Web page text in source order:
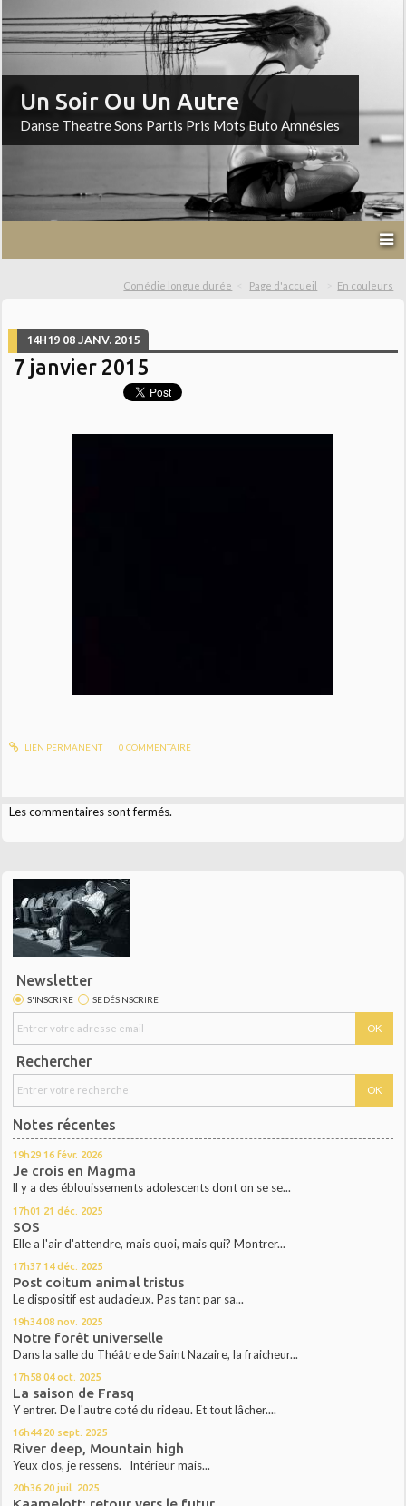
Un Soir Ou Un Autre
Danse Theatre Sons Partis Pris Mots Buto Amnésies
Comédie longue durée Page d'accueil En couleurs
14H19 08 JANV. 2015
7 janvier 2015
LIEN PERMANENT 0 COMMENTAIRE
Les commentaires sont fermés.
Newsletter
S'INSCRIRE SE DÉSINSCRIRE
Rechercher
Notes récentes
19h29 16 févr. 2026
Je crois en Magma
ll y a des éblouissements adolescents dont on se se...
17h01 21 déc. 2025
SOS
Elle a l'air d'attendre, mais quoi, mais qui? Montrer...
17h37 14 déc. 2025
Post coitum animal tristus
Le dispositif est audacieux. Pas tant par sa...
19h34 08 nov. 2025
Notre forêt universelle
Dans la salle du Théâtre de Saint Nazaire, la fraicheur...
17h58 04 oct. 2025
La saison de Frasq
Y entrer. De l'autre coté du rideau. Et tout lâcher....
16h44 20 sept. 2025
River deep, Mountain high
Yeux clos, je ressens. Intérieur mais...
20h36 20 juil. 2025